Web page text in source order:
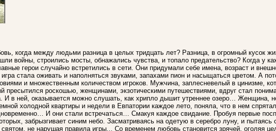
когда между людьми разница в целых тридцать лет? Разница, в огромный кусок
войны, строились мосты, обнажались чувства, и топало предательство? Когда у
герои случайно встретились в сети. Они придумали себе имена, возраст и
стала оживать и наполняться звуками, запахами пион и насыщаться цветом. А
и множественным количеством игроков. Мужчина, заплесневелый в цинизме,
пресытился роскошью, женщинами, экзотическими путешествиями, вдруг стал
И в ней, оказывается можно слушать, как хрипло дышит утреннее озеро… Женщина,
холодной квартиры и недели в Евпатории каждое лето, поняла, что в нем
И они стали встречаться… Смакуя каждое свидание. Пробуя первые
забрызгивает синим небо. Засматриваясь на одетую в серебро луну, и
святом, не нарушая правила игры... Со временем любовь становится зрячей, оголяя